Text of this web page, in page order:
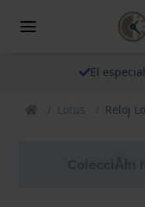
El
Lotus Reloj